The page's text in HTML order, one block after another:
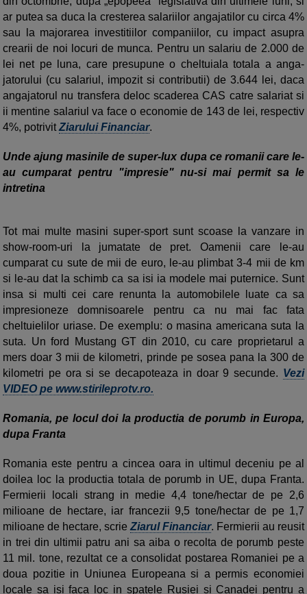
ar putea sa duca la cresterea salariilor angajatilor cu circa 4%
sau la majorarea investitiilor companiilor, cu impact asupra
crearii de noi locuri de munca. Pentru un salariu de 2.000 de
lei net pe luna, care presupune o cheltuiala totala a anga­
jatorului (cu salariul, impozit si contributii) de 3.644 lei, daca
angajatorul nu transfera deloc scaderea CAS catre salariat si
ii mentine salariul va face o economie de 143 de lei, respectiv
4%, potrivitZiarului Financiar.
Unde ajung masinile de super-lux dupa ce romanii care le-
au cumparat pentru "impresie" nu-si mai permit sa le
intretina
Tot mai multe masini super-sport sunt scoase la vanzare in
show-room-uri la jumatate de pret. Oamenii care le-au
cumparat cu sute de mii de euro, le-au plimbat 3-4 mii de km
si le-au dat la schimb ca sa isi ia modele mai puternice. Sunt
insa si multi cei care renunta la automobilele luate ca sa
impresioneze domnisoarele pentru ca nu mai fac fata
cheltuielilor uriase. De exemplu: o masina americana suta la
suta. Un ford Mustang GT din 2010, cu care proprietarul a
mers doar 3 mii de kilometri, prinde pe sosea pana la 300 de
kilometri pe ora si se decapoteaza in doar 9 secunde. Vezi
VIDEO pe www.stirileprotv.ro.
Romania, pe locul doi la productia de porumb in Europa,
dupa Franta
Romania este pentru a cincea oara in ultimul deceniu pe al
doilea loc la productia totala de porumb in UE, dupa Franta.
Fermierii locali strang in medie 4,4 tone/hectar de pe 2,6
milioane de hectare, iar francezii 9,5 tone/hectar de pe 1,7
milioane de hectare, scrie Ziarul Financiar. Fermierii au reusit
in trei din ultimii patru ani sa aiba o recolta de porumb peste
11 mil. tone, rezultat ce a consolidat postarea Romaniei pe a
doua pozitie in Uniu­nea Europeana si a permis economiei
locale sa isi faca loc in spatele Rusiei si Canadei pentru a